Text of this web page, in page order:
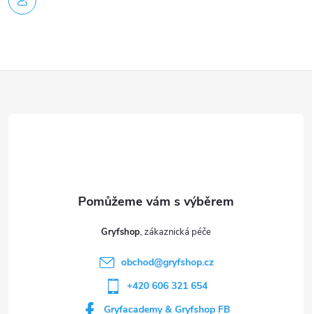
Gryfshop
obchod@gryfshop.cz
+420 606 321 654
Gryfacademy & Gryfshop FB